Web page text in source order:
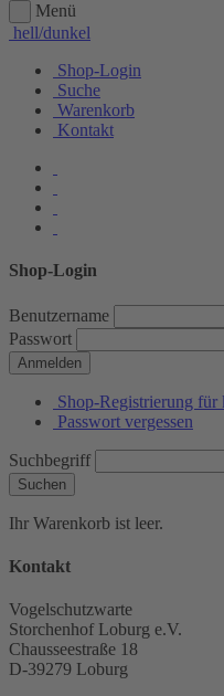
Menü
hell/dunkel
Shop-Login
Suche
Warenkorb
Kontakt
Shop-Login
Benutzername
Passwort
Anmelden
Shop-Registrierung für
Passwort vergessen
Suchbegriff
Suchen
Ihr Warenkorb ist leer.
Kontakt
Vogelschutzwarte
Storchenhof Loburg e.V.
Chausseestraße 18
D-39279 Loburg